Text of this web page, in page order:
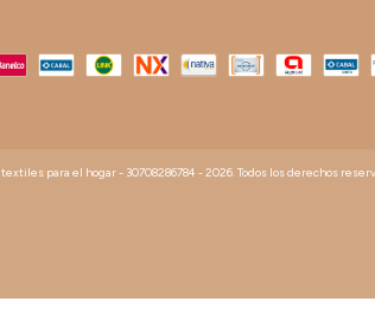
para el hogar - 30708286784 - 2026. Todos los derechos